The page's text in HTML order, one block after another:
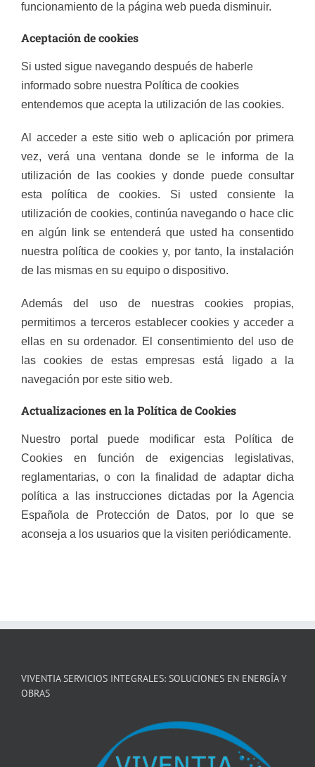
funcionamiento de la página web pueda disminuir.
Aceptación de cookies
Si usted sigue navegando después de haberle
informado sobre nuestra Política de cookies
entendemos que acepta la utilización de las cookies.
Al acceder a este sitio web o aplicación por primera
vez, verá una ventana donde se le informa de la
utilización de las cookies y donde puede consultar
esta política de cookies. Si usted consiente la
utilización de cookies, continúa navegando o hace clic
en algún link se entenderá que usted ha consentido
nuestra política de cookies y, por tanto, la instalación
de las mismas en su equipo o dispositivo.
Además del uso de nuestras cookies propias,
permitimos a terceros establecer cookies y acceder a
ellas en su ordenador. El consentimiento del uso de
las cookies de estas empresas está ligado a la
navegación por este sitio web.
Actualizaciones en la Política de Cookies
Nuestro portal puede modificar esta Política de
Cookies en función de exigencias legislativas,
reglamentarias, o con la finalidad de adaptar dicha
política a las instrucciones dictadas por la Agencia
Española de Protección de Datos, por lo que se
aconseja a los usuarios que la visiten periódicamente.
VIVENTIA SERVICIOS INTEGRALES: SOLUCIONES EN ENERGÍA Y
OBRAS